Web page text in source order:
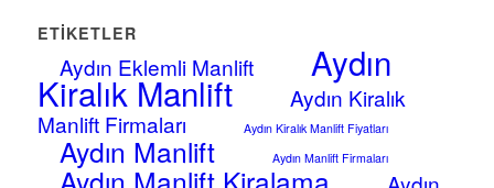
ETIKETLER
Aydın Eklemli Manlift Aydın
Kiralık Manlift
Aydın Kiralık
Manlift Firmaları
Aydın Kiralık Manlift Fiyatları
Aydın Manlift Aydın Manlift Firmaları
Aydın Manlift Kiralama